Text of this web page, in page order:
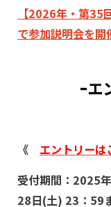
【2026年・第35
で参加説明会を開
ｰエ
《 エントリーは
受付期間：2025
28日(土) 23：59